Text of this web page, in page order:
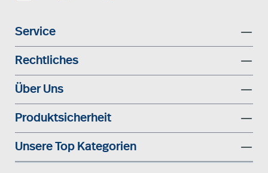
Service
Rechtliches
Über Uns
Produktsicherheit
Unsere Top Kategorien